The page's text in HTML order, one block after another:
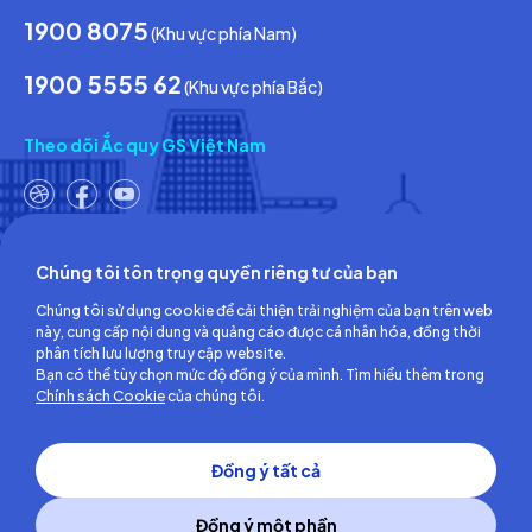
1900 8075(Khu vực phía Nam)
1900 5555 62(Khu vực phía Bắc)
Theo dõi Ắc quy GS Việt Nam
Công ty TNHH Ắc quy GS Việt Nam
Số 18, đường số 3, KCN Việt Nam-Singapore,
Phường Bình Hòa, TP.Hồ Chí Minh, Việt Nam
ĐT: (0274) 3756 360 - Fax: (0274) 3756 362
Giấy chứng nhận đăng ký kinh doanh số: 3700255457 do Sở Kế
hoạch và Đầu tư Tỉnh Bình Dương cấp lần đầu ngày 30/06/2008
Chúng tôi tôn trọng quyền riêng tư của bạn
Chúng tôi sử dụng cookie để cải thiện trải nghiệm của bạn trên web
này, cung cấp nội dung và quảng cáo được cá nhân hóa, đồng thời
phân tích lưu lượng truy cập website.
Bạn có thể tùy chọn mức độ đồng ý của mình. Tìm hiểu thêm trong
Chính sách Cookiecủa chúng tôi.
Đồng ý tất cả
Đồng ý một phần